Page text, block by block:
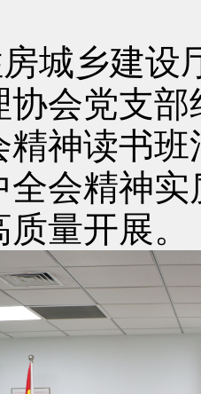
城乡建设
协会党支
精神读书
全会精神
量开展。